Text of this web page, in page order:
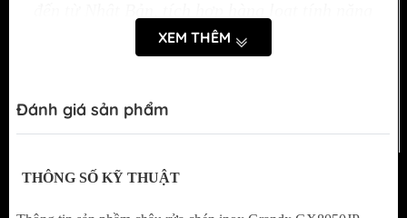
thông minh, chất lượng vượt trội và thiết kế đậm
XEM THÊM
Đánh giá sản phẩm
THÔNG SỐ KỸ THUẬT